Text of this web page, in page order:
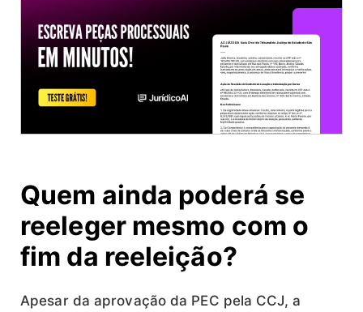
Quem ainda poderá se
reeleger mesmo com o
fim da reeleição?
Apesar da aprovação da PEC pela CCJ, a